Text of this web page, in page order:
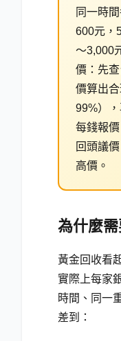
同一時
600元，
～3,000
價：先
價算出
99%）
每錢報
回頭議
高價。
為什麼需
黃金回收看
實際上每家
時間、同一
差到：